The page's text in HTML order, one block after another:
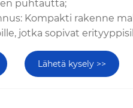
puhtautta;
Kompakti rakenne
jotka sopivat
Lähetä kysely >>